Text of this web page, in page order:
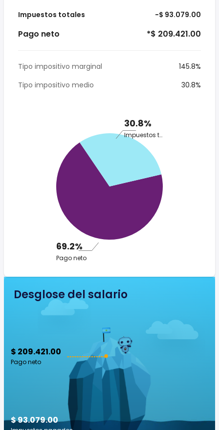
Impuestos totales -$ 93.079.00
Pago neto *$ 209.421.00
Tipo impositivo marginal
145.8%
Tipo impositivo medio
30.8%
30.8%
Impuestos totales
69.2%
Pago neto
Desglose del salario
$ 209.421.00
Pago neto
$ 93.079.00